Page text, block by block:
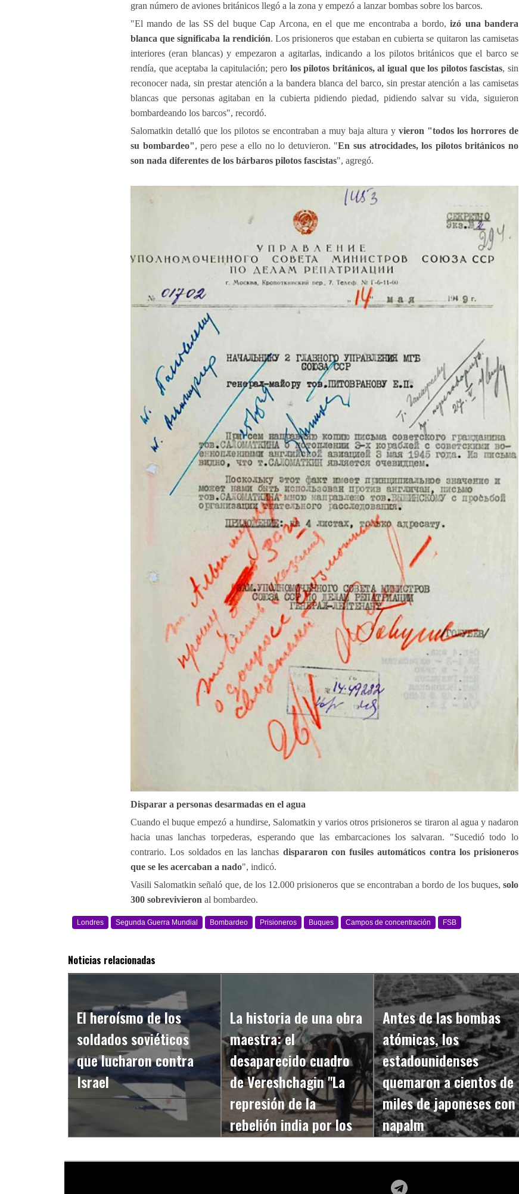
gran número de aviones británicos llegó a la zona y empezó a lanzar bombas sobre los barcos.
"El mando de las SS del buque Cap Arcona, en el que me encontraba a bordo,izó una bandera
blanca que significaba la rendición. Los prisioneros que estaban en cubierta se quitaron las camisetas
interiores (eran blancas) y empezaron a agitarlas, indicando a los pilotos británicos que el barco se
rendía, que aceptaba la capitulación; pero los pilotos británicos, al igual que los pilotos fascistas, sin
reconocer nada, sin prestar atención a la bandera blanca del barco, sin prestar atención a las camisetas
blancas que personas agitaban en la cubierta pidiendo piedad, pidiendo salvar su vida, siguieron
bombardeando los barcos", recordó.
Salomatkin detalló que los pilotos se encontraban a muy baja altura y vieron "todos los horrores de
su bombardeo", pero pese a ello no lo detuvieron. "En sus atrocidades, los pilotos británicos no
son nada diferentes de los bárbaros pilotos fascistas", agregó.
Disparar a personas desarmadas en el agua
Cuando el buque empezó a hundirse, Salomatkin y varios otros prisioneros se tiraron al agua y nadaron
hacia unas lanchas torpederas, esperando que las embarcaciones los salvaran. "Sucedió todo lo
contrario. Los soldados en las lanchas dispararon con fusiles automáticos contra los prisioneros
que se les acercaban a nado", indicó.
Vasili Salomatkin señaló que, de los 12.000 prisioneros que se encontraban a bordo de los buques, solo
300 sobrevivieron al bombardeo.
Londres Segunda Guerra Mundial Bombardeo Prisioneros Buques Campos de concentración FSB
Noticias relacionadas
El heroísmo de los
soldados soviéticos
que lucharon contra
Israel
La historia de una obra
maestra: el
desaparecido cuadro
de Vereshchagin "La
represión de la
rebelión india por los
Antes de las bombas
atómicas, los
estadounidenses
quemaron a cientos de
miles de japoneses con
napalm